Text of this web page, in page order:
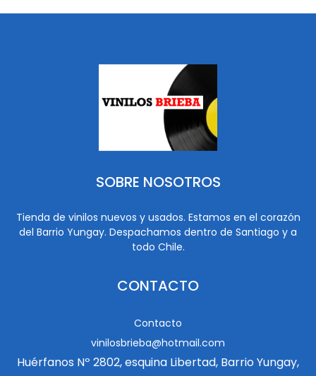
SOBRE NOSOTROS
Tienda de vinilos nuevos y usados. Estamos en el corazón
del Barrio Yungay. Despachamos dentro de Santiago y a
todo Chile.
CONTACTO
Contacto
vinilosbrieba@hotmail.com
Huérfanos Nº 2802, esquina Libertad, Barrio Yungay,